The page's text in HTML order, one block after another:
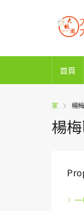
首頁
家 楊
楊